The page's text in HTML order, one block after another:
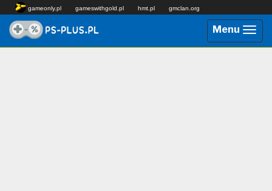
gameonly.pl gameswithgold.pl hmt.pl gmclan.org
Menu